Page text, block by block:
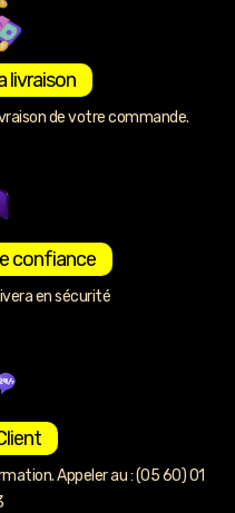
livraison
de votre commande.
confiance
en sécurité
Appeler au : (05 60) 01